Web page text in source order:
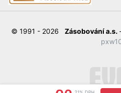
© 1991 - 2026 Zásobování a.s.